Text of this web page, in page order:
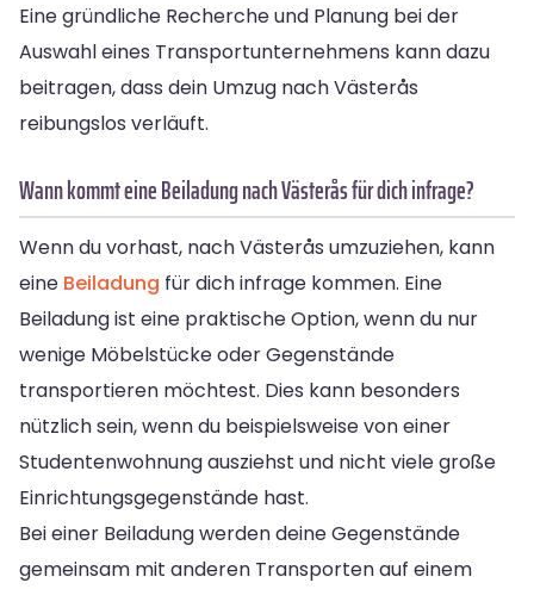
Eine gründliche Recherche und Planung bei der
Auswahl eines Transportunternehmens kann dazu
beitragen, dass dein Umzug nach Västerås
reibungslos verläuft.
Wann kommt eine Beiladung nach Västerås für dich infrage?
Wenn du vorhast, nach Västerås umzuziehen, kann
eine Beiladung für dich infrage kommen. Eine
Beiladung ist eine praktische Option, wenn du nur
wenige Möbelstücke oder Gegenstände
transportieren möchtest. Dies kann besonders
nützlich sein, wenn du beispielsweise von einer
Studentenwohnung ausziehst und nicht viele große
Einrichtungsgegenstände hast.
Bei einer Beiladung werden deine Gegenstände
gemeinsam mit anderen Transporten auf einem